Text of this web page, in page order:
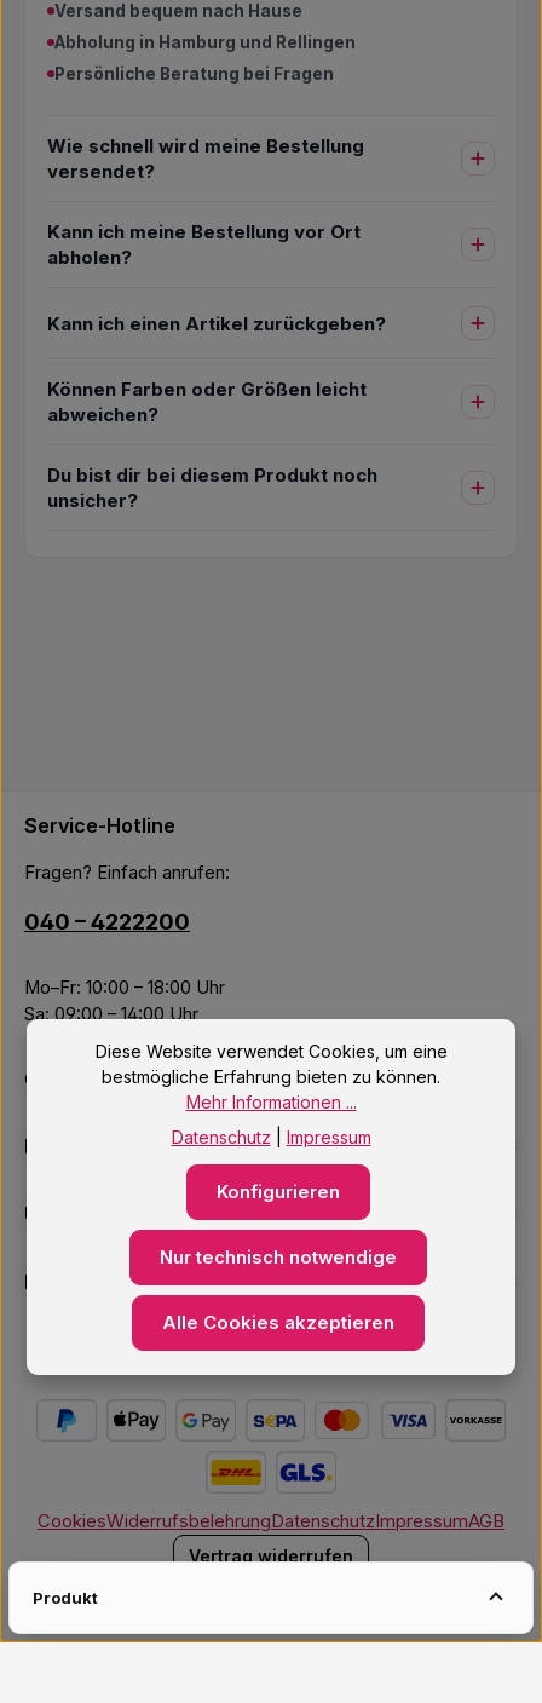
Versand bequem nach Hause
Abholung in Hamburg und Rellingen
Persönliche Beratung bei Fragen
Wie schnell wird meine Bestellung
versendet?
Kann ich meine Bestellung vor Ort
abholen?
Kann ich einen Artikel zurückgeben?
Können Farben oder Größen leicht
abweichen?
Du bist dir bei diesem Produkt noch
unsicher?
Service-Hotline
Fragen? Einfach anrufen:
040 – 4222200
Mo–Fr: 10:00 – 18:00 Uhr
Sa: 09:00 – 14:00 Uhr
Oder über unserKontaktformular .
Informationen
Unsere Services
Newsletter
© 2026 Happy Balloon - Ballons & Partydeko aus Hamburg
CookiesWiderrufsbelehrungDatenschutzImpressumAGB
Vertrag widerrufen
Diese Website verwendet Cookies, um eine
bestmögliche Erfahrung bieten zu können.
Mehr Informationen ...
Datenschutz
Impressum
Nur technisch notwendige
Konfigurieren
Alle Cookies akzeptieren
Produkt